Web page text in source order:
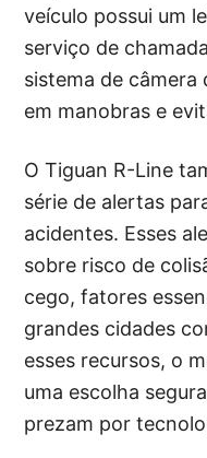
veículo possui um
serviço de
sistema de câmera
em manobras e
O Tiguan R-Line
série de alertas
acidentes. Esses
sobre risco de
cego, fatores
grandes cidades
esses recursos, o
uma escolha
prezam por